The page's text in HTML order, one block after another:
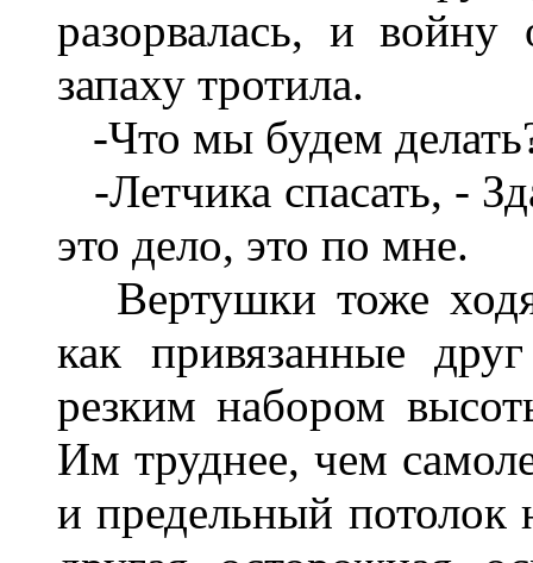
разорвалась, и
запаху тротила.
-Что мы будем
-Летчика спасать, -
это дело, это по мне.
Вертушки тоже
как привязанные
резким набором
Им труднее, чем
и предельный потолок